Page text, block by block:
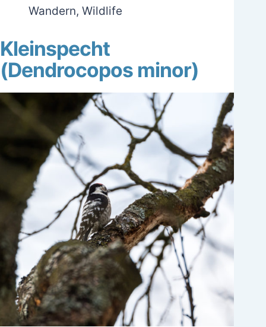
Wandern, Wildlife
Kleinspecht
(Dendrocopos minor)